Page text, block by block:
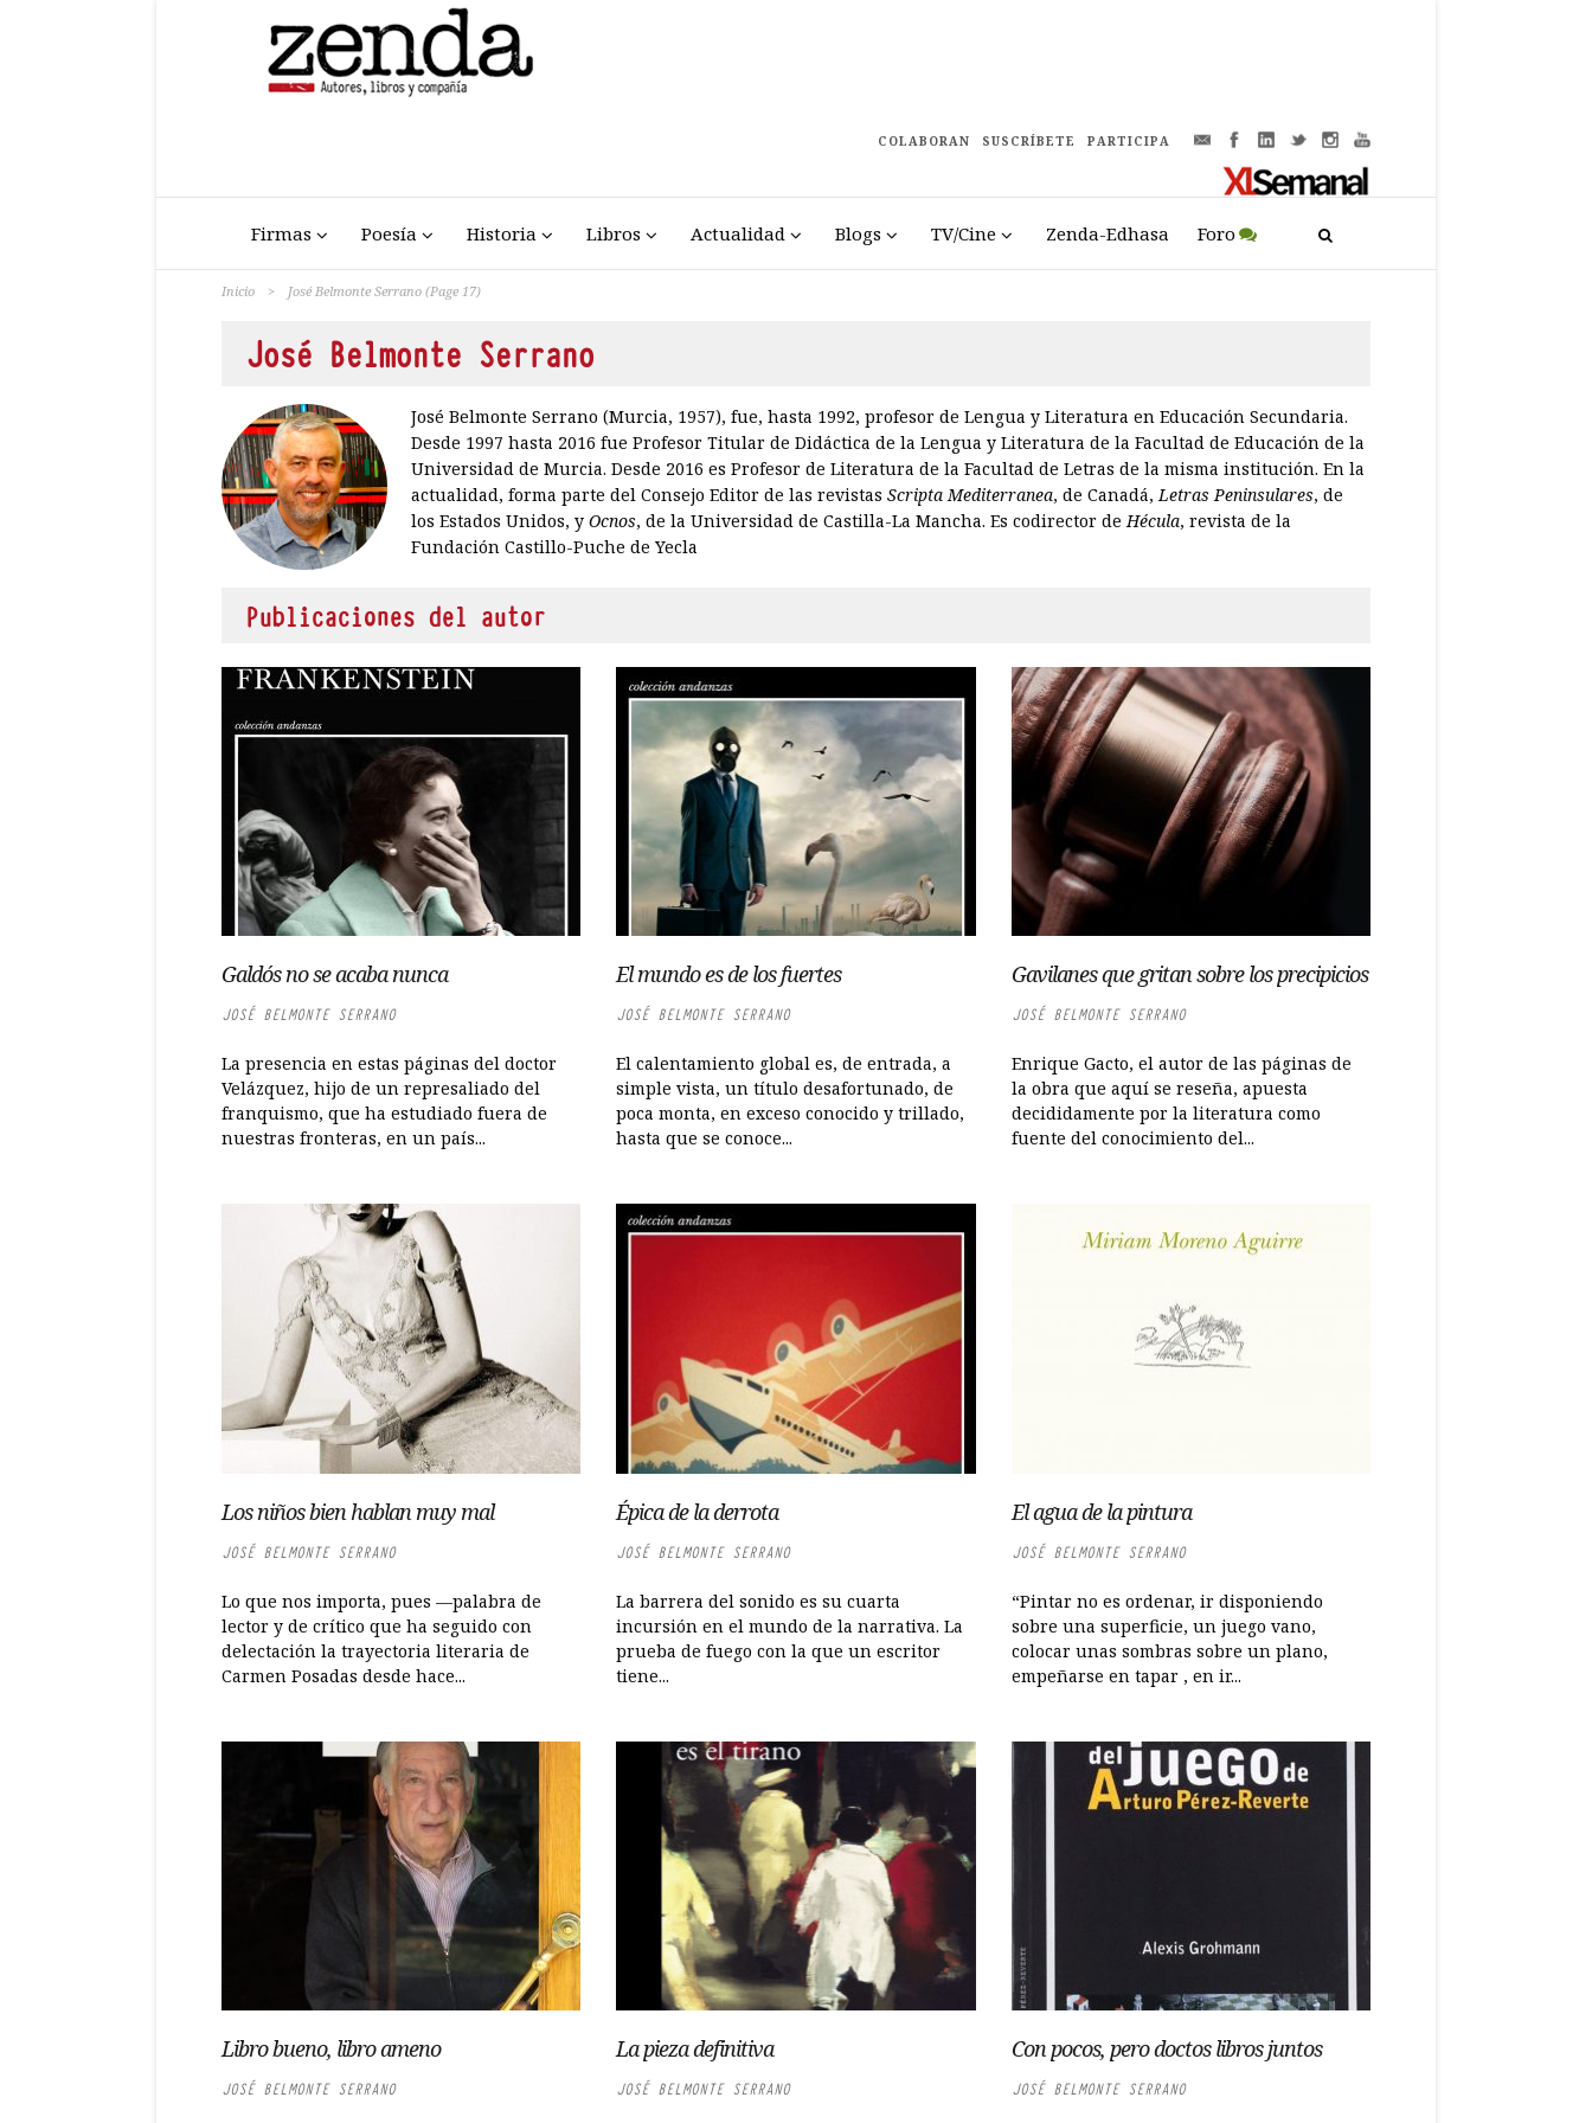
COLABORAN SUSCRÍBETE PARTICIPA
Firmas Poesía Historia Libros Actualidad Blogs TV/Cine Zenda-Edhasa Foro
Inicio > José Belmonte Serrano (Page 17)
José Belmonte Serrano
José Belmonte Serrano (Murcia, 1957), fue, hasta 1992, profesor de Lengua y Literatura en Educación Secundaria.
Desde 1997 hasta 2016 fue Profesor Titular de Didáctica de la Lengua y Literatura de la Facultad de Educación de la
Universidad de Murcia. Desde 2016 es Profesor de Literatura de la Facultad de Letras de la misma institución. En la
actualidad, forma parte del Consejo Editor de las revistas Scripta Mediterranea, de Canadá,Letras Peninsulares, de
los Estados Unidos, y Ocnos, de la Universidad de Castilla-La Mancha. Es codirector deHécula, revista de la
Fundación Castillo-Puche de Yecla
Publicaciones del autor
Galdós no se acaba nunca
JOSÉ BELMONTE SERRANO
La presencia en estas páginas del doctor
Velázquez, hijo de un represaliado del
franquismo, que ha estudiado fuera de
nuestras fronteras, en un país...
El mundo es de los fuertes
JOSÉ BELMONTE SERRANO
El calentamiento global es, de entrada, a
simple vista, un título desafortunado, de
poca monta, en exceso conocido y trillado,
hasta que se conoce...
Gavilanes que gritan sobre los precipicios
JOSÉ BELMONTE SERRANO
Enrique Gacto, el autor de las páginas de
la obra que aquí se reseña, apuesta
decididamente por la literatura como
fuente del conocimiento del...
Los niños bien hablan muy mal
JOSÉ BELMONTE SERRANO
Lo que nos importa, pues —palabra de
lector y de crítico que ha seguido con
delectación la trayectoria literaria de
Carmen Posadas desde hace...
Épica de la derrota
JOSÉ BELMONTE SERRANO
La barrera del sonido es su cuarta
incursión en el mundo de la narrativa. La
prueba de fuego con la que un escritor
tiene...
El agua de la pintura
JOSÉ BELMONTE SERRANO
“Pintar no es ordenar, ir disponiendo
sobre una superficie, un juego vano,
colocar unas sombras sobre un plano,
empeñarse en tapar , en ir...
Libro bueno, libro ameno
JOSÉ BELMONTE SERRANO
La pieza definitiva
JOSÉ BELMONTE SERRANO
Con pocos, pero doctos libros juntos
JOSÉ BELMONTE SERRANO